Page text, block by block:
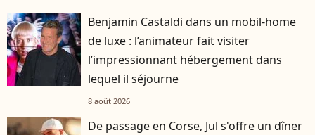
Benjamin Castaldi dans un mobil-home
de luxe : l’animateur fait visiter
l’impressionnant hébergement dans
lequel il séjourne
8 août 2026
De passage en Corse, Jul s'offre un dîner